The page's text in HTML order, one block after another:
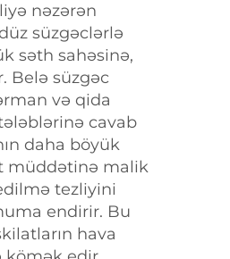
nəzərən
süzgəclərlə
səth sahəsinə,
Belə süzgəc
və qida
cavab
daha böyük
müddətinə malik
tezliyini
endirir. Bu
hava